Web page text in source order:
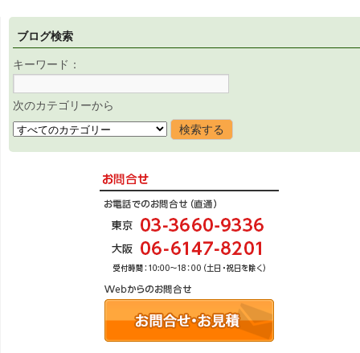
ブログ検索
キーワード：
次のカテゴリーから